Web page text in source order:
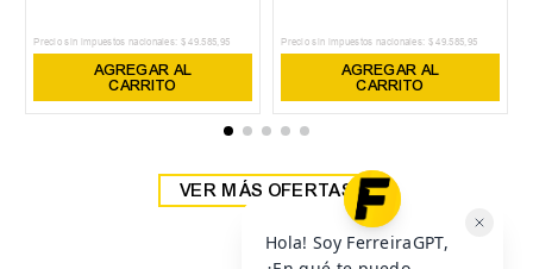
Precio sin impuestos nacionales: $ 49.585,95
AGREGAR AL
CARRITO
Precio sin impuestos nacionales: $ 49.585,95
AGREGAR AL
CARRITO
VER MÁS OFERTAS